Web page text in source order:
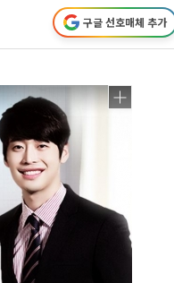
구글 선호매체 추가